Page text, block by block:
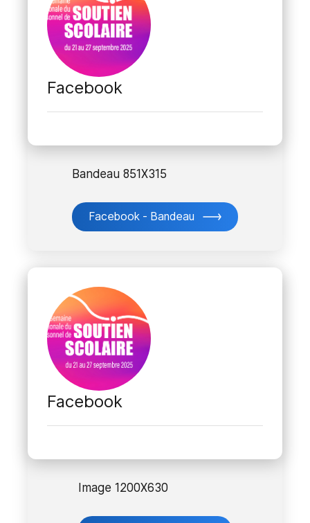
Facebook
Bandeau 851X315
Facebook - Bandeau
Facebook
Image 1200X630